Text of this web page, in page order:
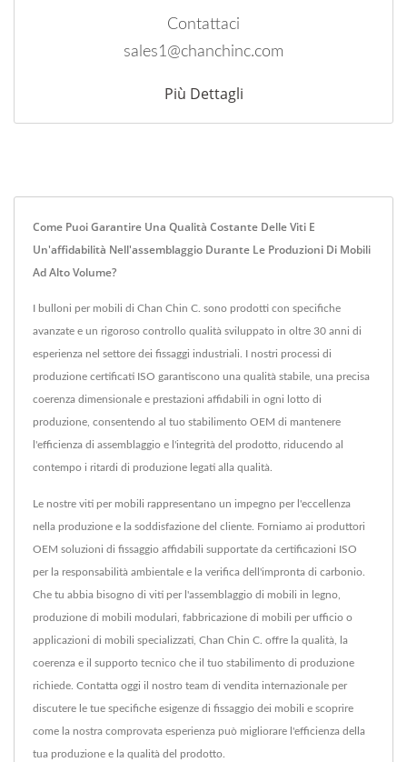
Contattaci
sales1@chanchinc.com
Più Dettagli
Come Puoi Garantire Una Qualità Costante Delle Viti E
Un'affidabilità Nell'assemblaggio Durante Le Produzioni Di Mobili
Ad Alto Volume?
I bulloni per mobili di Chan Chin C. sono prodotti con specifiche
avanzate e un rigoroso controllo qualità sviluppato in oltre 30 anni di
esperienza nel settore dei fissaggi industriali. I nostri processi di
produzione certificati ISO garantiscono una qualità stabile, una precisa
coerenza dimensionale e prestazioni affidabili in ogni lotto di
produzione, consentendo al tuo stabilimento OEM di mantenere
l'efficienza di assemblaggio e l'integrità del prodotto, riducendo al
contempo i ritardi di produzione legati alla qualità.
Le nostre viti per mobili rappresentano un impegno per l'eccellenza
nella produzione e la soddisfazione del cliente. Forniamo ai produttori
OEM soluzioni di fissaggio affidabili supportate da certificazioni ISO
per la responsabilità ambientale e la verifica dell'impronta di carbonio.
Che tu abbia bisogno di viti per l'assemblaggio di mobili in legno,
produzione di mobili modulari, fabbricazione di mobili per ufficio o
applicazioni di mobili specializzati, Chan Chin C. offre la qualità, la
coerenza e il supporto tecnico che il tuo stabilimento di produzione
richiede. Contatta oggi il nostro team di vendita internazionale per
discutere le tue specifiche esigenze di fissaggio dei mobili e scoprire
come la nostra comprovata esperienza può migliorare l'efficienza della
tua produzione e la qualità del prodotto.